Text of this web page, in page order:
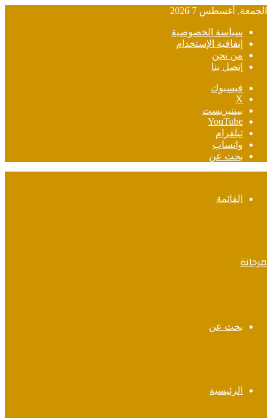
الجمعة, أغسطس 7 2026
سياسة الخصوصية
إتفاقية الإستخدام
من نحن
إتصل بنا
فيسبوك
‫X
بينتيريست
‫YouTube
تيلقرام
واتساب
بحث عن
القائمة
مرجانة
بحث عن
الرئيسية